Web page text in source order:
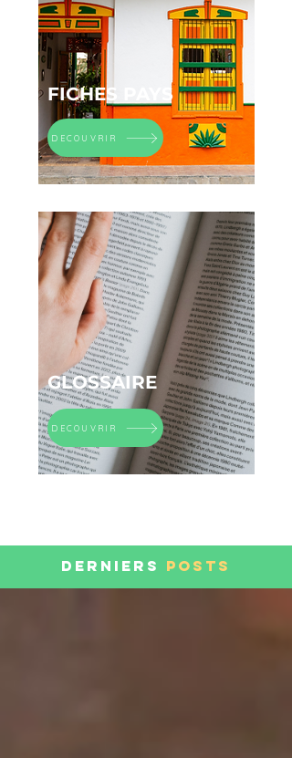
FICHES PAYS
DECOUVRIR
GLOSSAIRE
DECOUVRIR
DERNIERS POSTS